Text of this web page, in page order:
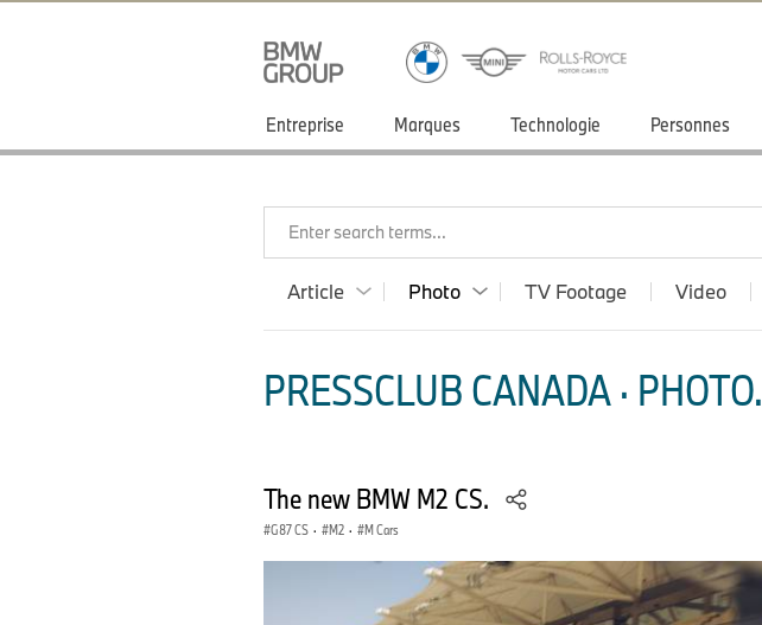
Entreprise Marques Technologie Personnes
Enter search terms...
Article Photo TV Footage Video
PRESSCLUB CANADA · PHOTO.
The new BMW M2 CS.
G87 CS · M2 · M Cars